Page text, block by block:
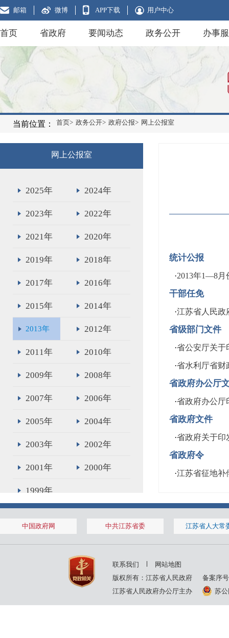
邮箱 微博 APP下载 用户中心
首页 省政府 要闻动态 政务公开 办事
当前位置： 首页> 政务公开> 政府公报> 网上公报室
网上公报室
2025年 2024年
2023年 2022年
2021年 2020年
2019年 2018年
2017年 2016年
2015年 2014年
2013年 2012年
2011年 2010年
2009年 2008年
2007年 2006年
2005年 2004年
2003年 2002年
2001年 2000年
1999年
统计公报
·2013年1—8月
干部任免
·江苏省人民政
省级部门文件
·省公安厅关于
·省水利厅省财
省政府办公厅
·省政府办公厅
省政府文件
·省政府关于印
省政府令
·江苏省征地补
中国政府网 中共江苏省委 江苏省人大常
联系我们
网站地图
版权所有：江苏省人民政府
备案序
江苏省人民政府办公厅主办
苏